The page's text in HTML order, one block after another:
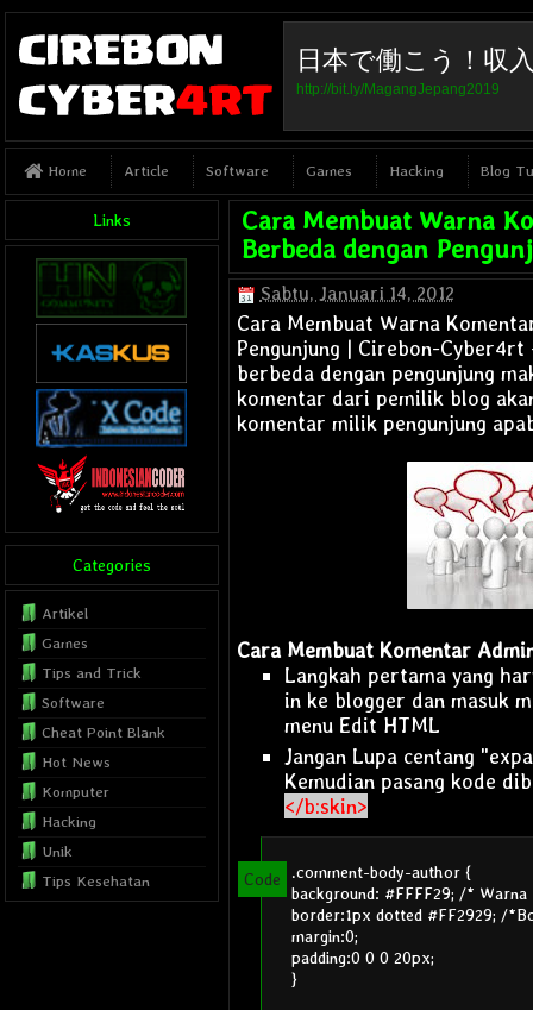
日本で働こう！収
http://bit.ly/MagangJepang2019
Home Article Software Games Hacking Blog
Cara Membuat Warna
Berbeda dengan
Sabtu, Januari 14, 2012
Cara Membuat Warna
Pengunjung | Cirebon-
berbeda dengan pengunjung
komentar dari pemilik blog
komentar milik pengunjung
Cara Membuat Komentar
Langkah pertama yang
in ke blogger dan masuk
menu Edit HTML
Jangan Lupa centang
Kemudian pasang kode
</b:skin>
.comment-body-author {
background: #FFFF29; /*
border:1px dotted #FF2929; /
margin:0;
padding:0 0 0 20px;
}
Links
Categories
Artikel
Games
Tips and Trick
Software
Cheat Point Blank
Hot News
Komputer
Hacking
Unik
Tips Kesehatan